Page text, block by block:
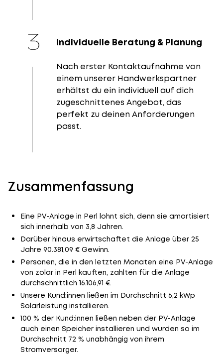
Individuelle Beratung & Planung
Nach erster Kontaktaufnahme von
einem unserer Handwerkspartner
erhältst du ein individuell auf dich
zugeschnittenes Angebot, das
perfekt zu deinen Anforderungen
passt.
Zusammenfassung
Eine PV-Anlage in Perl lohnt sich, denn sie amortisiert
sich innerhalb von 3,8 Jahren.
Darüber hinaus erwirtschaftet die Anlage über 25
Jahre 90.381,09 € Gewinn.
Personen, die in den letzten Monaten eine PV-Anlage
von zolar in Perl kauften, zahlten für die Anlage
durchschnittlich 16.106,91 €.
Unsere Kund:innen ließen im Durchschnitt 6,2 kWp
Solarleistung installieren.
100 % der Kund:innen ließen neben der PV-Anlage
auch einen Speicher installieren und wurden so im
Durchschnitt 72 % unabhängig von ihrem
Stromversorger.